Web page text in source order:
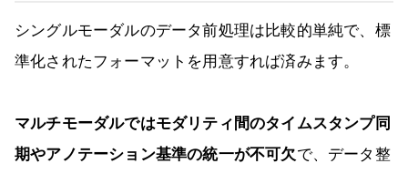
シングルモーダルのデータ前処理は比較的単純で、標
準化されたフォーマットを用意すれば済みます。
マルチモーダルではモダリティ間のタイムスタンプ同
期やアノテーション基準の統一が不可欠で、データ整